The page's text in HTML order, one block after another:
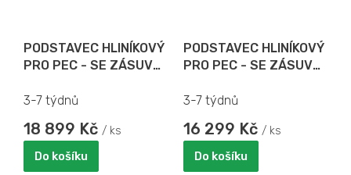
PODSTAVEC HLINÍKOVÝ
PRO PEC - SE ZÁSUVY
VESUVIO 105 x 105
3-7 týdnů
18 899 Kč / ks
Do košíku
PODSTAVEC HLINÍKOVÝ
PRO PEC - SE ZÁSUVY
VESUVIO 105 x 70
3-7 týdnů
16 299 Kč / ks
Do košíku